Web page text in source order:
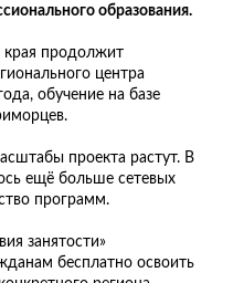
образования.
продолжит
центра
обучение на базе
проекта растут. В
ещё больше сетевых
программ.
занятости»
бесплатно освоить